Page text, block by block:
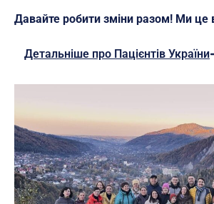
Давайте робити зміни разом! Ми це
Детальніше про Пацієнтів України